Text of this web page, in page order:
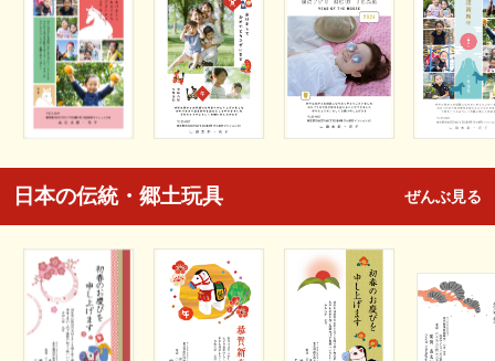
日本の伝統・郷土玩具 ぜんぶ見る